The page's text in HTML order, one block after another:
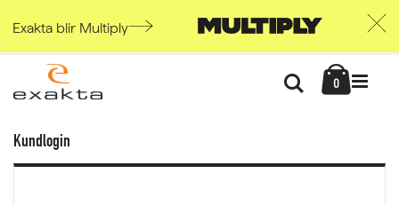
Exakta blir Multiply
Content
0items
Söka
Kundlogin